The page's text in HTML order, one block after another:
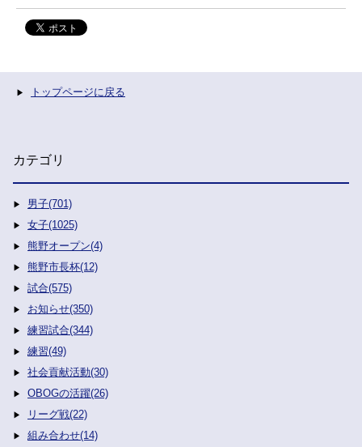
トップページに戻る
カテゴリ
男子(701)
女子(1025)
熊野オープン(4)
熊野市長杯(12)
試合(575)
お知らせ(350)
練習試合(344)
練習(49)
社会貢献活動(30)
OBOGの活躍(26)
リーグ戦(22)
組み合わせ(14)